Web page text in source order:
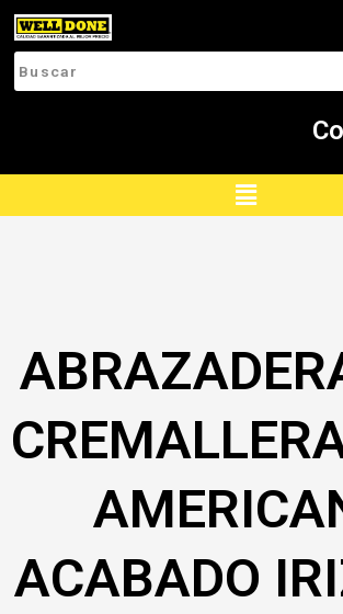
contenido
Menú
ACABADO